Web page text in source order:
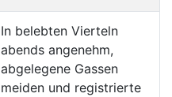
In belebten Vierteln
abends angenehm,
abgelegene Gassen
meiden und registrierte